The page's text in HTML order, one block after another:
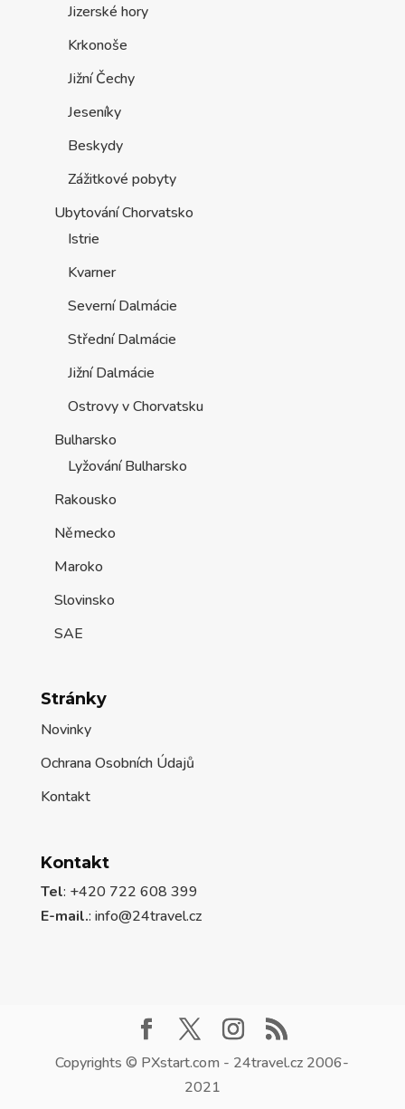
Jizerské hory
Krkonoše
Jižní Čechy
Jeseníky
Beskydy
Zážitkové pobyty
Ubytování Chorvatsko
Istrie
Kvarner
Severní Dalmácie
Střední Dalmácie
Jižní Dalmácie
Ostrovy v Chorvatsku
Bulharsko
Lyžování Bulharsko
Rakousko
Německo
Maroko
Slovinsko
SAE
Stránky
Novinky
Ochrana Osobních Údajů
Kontakt
Kontakt
Tel: +420 722 608 399
E-mail.: info@24travel.cz
Copyrights © PXstart.com - 24travel.cz 2006-
2021